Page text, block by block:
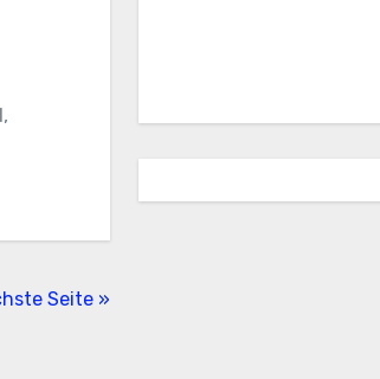
Seite »